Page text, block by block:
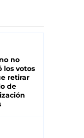
no
los votos
retirar
de